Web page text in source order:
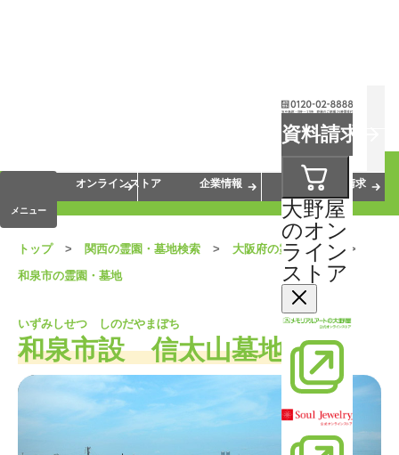
資料請求
大野屋
のオン
ライン
ストア
メニュー
会員サービス
オンラインストア
企業情報 資料請求
トップ 関西の霊園・墓地検索
大阪府の霊園・墓地
和泉市の霊園・墓地
いずみしせつ しのだやまぼち
和泉市設 信太山墓地